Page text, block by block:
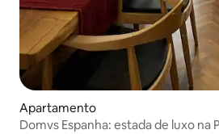
Apartamento
Domvs Espanha: estada de luxo na